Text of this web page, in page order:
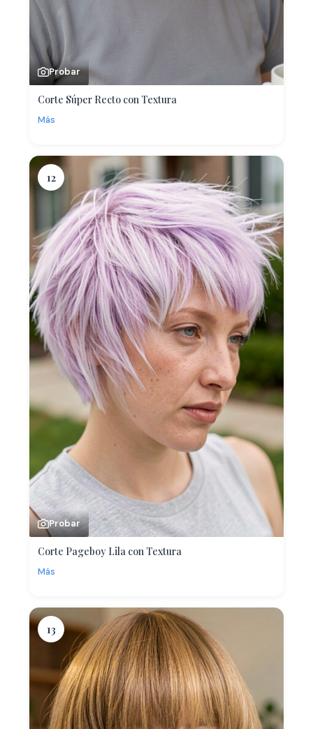
Probar
Corte Súper Recto con Textura
Más
12
Probar
Corte Pageboy Lila con Textura
Más
13